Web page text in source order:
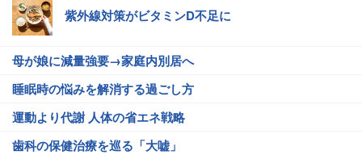
紫外線対策がビタミンD不足に
母が娘に減量強要→家庭内別居へ
睡眠時の悩みを解消する過ごし方
運動より代謝 人体の省エネ戦略
歯科の保健治療を巡る「大嘘」